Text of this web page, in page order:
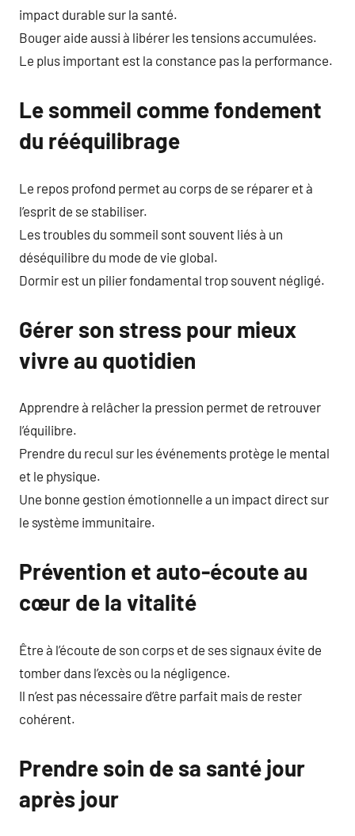
impact durable sur la santé.
Bouger aide aussi à libérer les tensions accumulées.
Le plus important est la constance pas la performance.
Le sommeil comme fondement
du rééquilibrage
Le repos profond permet au corps de se réparer et à
l’esprit de se stabiliser.
Les troubles du sommeil sont souvent liés à un
déséquilibre du mode de vie global.
Dormir est un pilier fondamental trop souvent négligé.
Gérer son stress pour mieux
vivre au quotidien
Apprendre à relâcher la pression permet de retrouver
l’équilibre.
Prendre du recul sur les événements protège le mental
et le physique.
Une bonne gestion émotionnelle a un impact direct sur
le système immunitaire.
Prévention et auto-écoute au
cœur de la vitalité
Être à l’écoute de son corps et de ses signaux évite de
tomber dans l’excès ou la négligence.
Il n’est pas nécessaire d’être parfait mais de rester
cohérent.
Prendre soin de sa santé jour
après jour